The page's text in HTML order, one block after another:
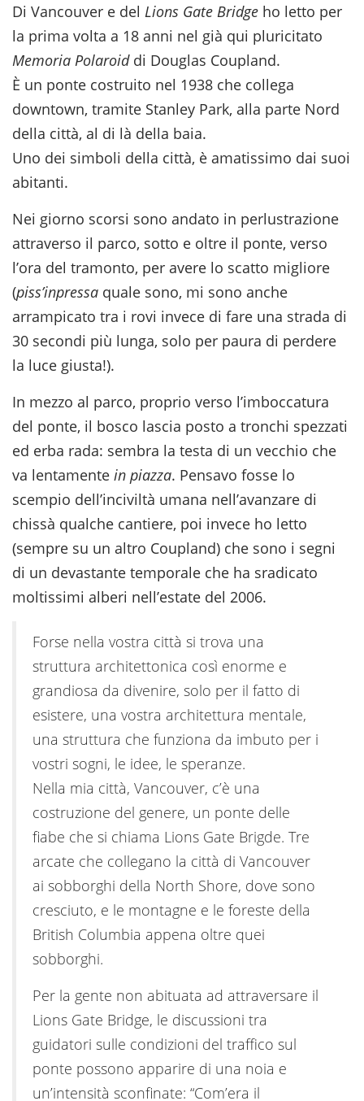
Di Vancouver e del Lions Gate Bridge ho letto per
la prima volta a 18 anni nel già qui pluricitato
Memoria Polaroiddi Douglas Coupland.
È un ponte costruito nel 1938 che collega
downtown, tramite Stanley Park, alla parte Nord
della città, al di là della baia.
Uno dei simboli della città, è amatissimo dai suoi
abitanti.
Nei giorno scorsi sono andato in perlustrazione
attraverso il parco, sotto e oltre il ponte, verso
l’ora del tramonto, per avere lo scatto migliore
(piss’inpressa quale sono, mi sono anche
arrampicato tra i rovi invece di fare una strada di
30 secondi più lunga, solo per paura di perdere
la luce giusta!).
In mezzo al parco, proprio verso l’imboccatura
del ponte, il bosco lascia posto a tronchi spezzati
ed erba rada: sembra la testa di un vecchio che
va lentamente in piazza. Pensavo fosse lo
scempio dell’inciviltà umana nell’avanzare di
chissà qualche cantiere, poi invece ho letto
(sempre su un altro Coupland) che sono i segni
di un devastante temporale che ha sradicato
moltissimi alberi nell’estate del 2006.
Forse nella vostra città si trova una
struttura architettonica così enorme e
grandiosa da divenire, solo per il fatto di
esistere, una vostra architettura mentale,
una struttura che funziona da imbuto per i
vostri sogni, le idee, le speranze.
Nella mia città, Vancouver, c’è una
costruzione del genere, un ponte delle
fiabe che si chiama Lions Gate Brigde. Tre
arcate che collegano la città di Vancouver
ai sobborghi della North Shore, dove sono
cresciuto, e le montagne e le foreste della
British Columbia appena oltre quei
sobborghi.
Per la gente non abituata ad attraversare il
Lions Gate Bridge, le discussioni tra
guidatori sulle condizioni del traffico sul
ponte possono apparire di una noia e
un’intensità sconfinate: “Com’era il